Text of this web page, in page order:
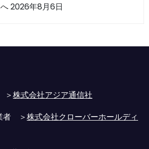
2026年8月6日
＞株式会社アジア通信社
者 ＞株式会社クローバーホールディ